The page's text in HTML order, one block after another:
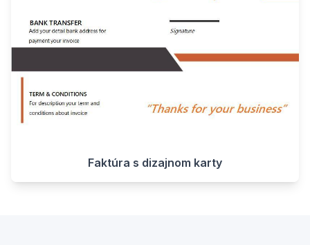
Faktúra s dizajnom karty